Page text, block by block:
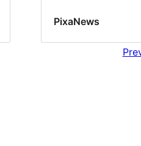
PixaNews